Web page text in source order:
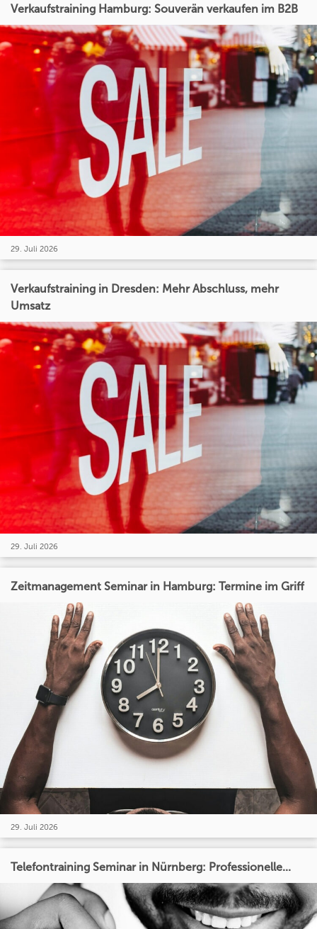
Verkaufstraining Hamburg: Souverän verkaufen im B2B
29. Juli 2026
Verkaufstraining in Dresden: Mehr Abschluss, mehr
Umsatz
29. Juli 2026
Zeitmanagement Seminar in Hamburg: Termine im Griff
29. Juli 2026
Telefontraining Seminar in Nürnberg: Professionelle...